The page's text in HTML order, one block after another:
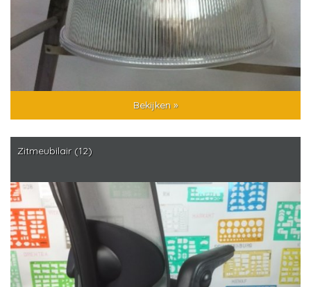
Bekijken »
Zitmeubilair (12)